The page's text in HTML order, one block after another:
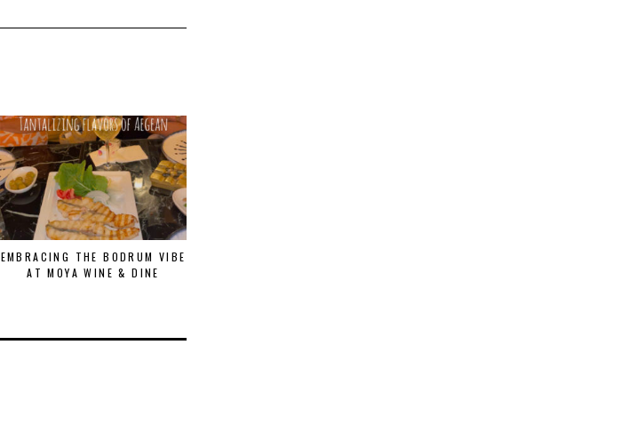
EMBRACING THE BODRUM VIBE
AT MOYA WINE & DINE